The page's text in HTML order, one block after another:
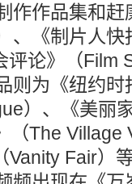
作作品集和
、《制片人
评论》（Film
则为《纽约
）、《美丽
（The Village
Vanity Fair）